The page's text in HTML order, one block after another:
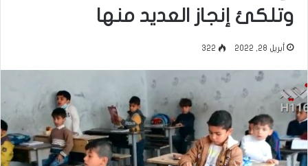
وتلكئ إنجاز العديد منها
أبريل 28, 2022 322